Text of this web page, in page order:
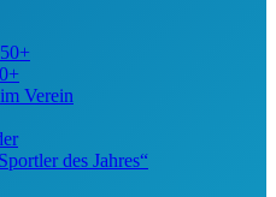
Verein
des Jahres“